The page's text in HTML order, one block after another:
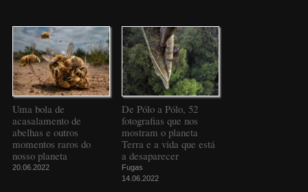
Uma bola de
acasalamento de
abelhas e outros
momentos raros do
nosso planeta
20.06.2022
De Pólo a Pólo, 52
fotografias que nos
mostram o planeta
Terra e a vida que está
a desaparecer
Fugas
14.06.2022